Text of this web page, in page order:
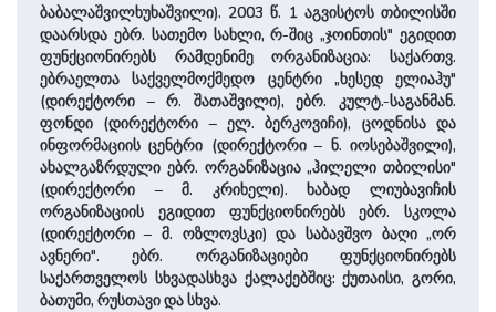
ბაბალაშვილხუხაშვილი). 2003 წ. 1 აგვისტოს თბილისში
დაარსდა ებრ. სათემო სახლი, რ-შიც „ჯოინთის" ეგიდით
ფუნქციონირებს რამდენიმე ორგანიზაცია: საქართვ.
ებრაელთა საქველმოქმედო ცენტრი „ხესედ ელიაჰუ"
(დირექტორი – რ. შათაშვილი), ებრ. კულტ.-საგანმან.
ფონდი (დირექტორი – ელ. ბერკოვიჩი), ცოდნისა და
ინფორმაციის ცენტრი (დირექტორი – ნ. იოსებაშვილი),
ახალგაზრდული ებრ. ორგანიზაცია „ჰილელი თბილისი"
(დირექტორი – მ. კრიხელი). ხაბად ლიუბავიჩის
ორგანიზაციის ეგიდით ფუნქციონირებს ებრ. სკოლა
(დირექტორი – მ. ოზლოვსკი) და საბავშვო ბაღი „ორ
ავნერი". ებრ. ორგანიზაციები ფუნქციონირებს
საქართველოს სხვადასხვა ქალაქებშიც: ქუთაისი, გორი,
ბათუმი, რუსთავი და სხვა.